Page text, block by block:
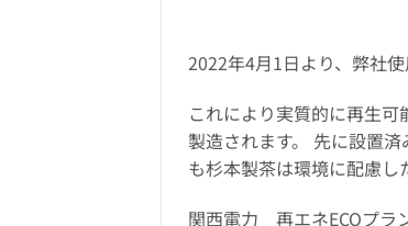
2022年4月1日より、弊社
これにより実質的に再生
製造されます。 先に設置
も杉本製茶は環境に配慮し
関西電力 再エネECOプラ